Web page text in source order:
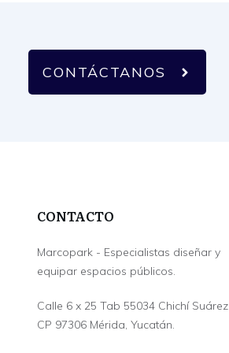
CONTÁCTANOS
CONTACTO
Marcopark - Especialistas diseñar y
equipar espacios públicos.
Calle 6 x 25 Tab 55034 Chichí Suárez
CP 97306 Mérida, Yucatán.